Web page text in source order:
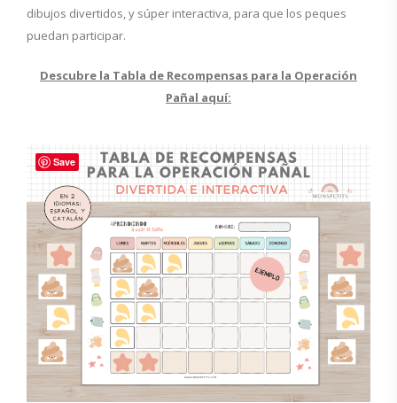
dibujos divertidos, y súper interactiva, para que los peques
puedan participar.
Descubre la Tabla de Recompensas para la Operación
Pañal aquí:
Save